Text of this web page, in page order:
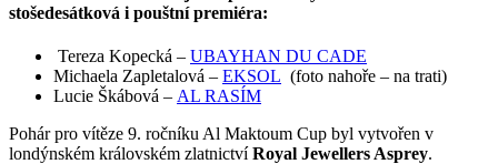
stošedesátková i pouštní premiéra:
Tereza Kopecká – UBAYHAN DU CADE
Michaela Zapletalová – EKSOL (foto nahoře – na trati)
Lucie Škábová – AL RASÍM
Pohár pro vítěze 9. ročníku Al Maktoum Cup byl vytvořen v
londýnském královském zlatnictvíRoyal Jewellers Asprey.